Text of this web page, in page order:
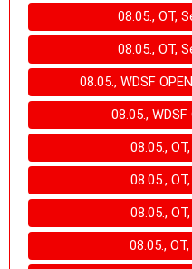
08.05., OT,
08.05., OT,
08.05., WDSF
08.05.,
08.05.,
08.05.,
08.05.,
08.05.,